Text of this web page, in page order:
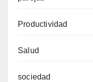
Productividad
Salud
sociedad